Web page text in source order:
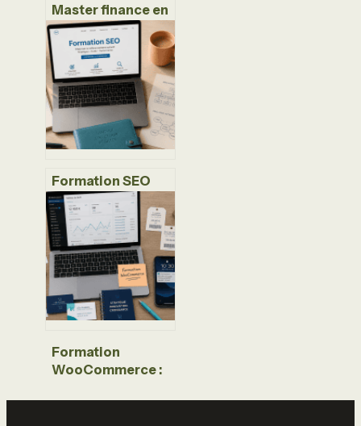
Master finance en
alternance : 3
parcours
spécialisés pour
réussir son
insertion en
banque
Formation SEO
débutant : 12
heures pour
dompter Google
et booster votre
visibilité
Formation
WooCommerce :
transformer